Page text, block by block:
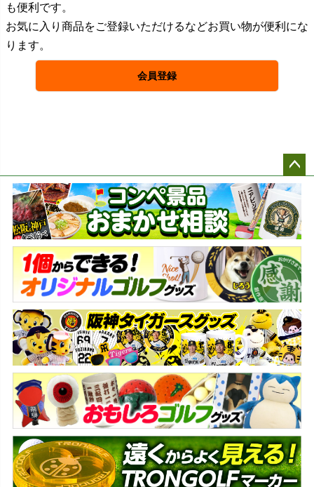
も便利です。
お気に入り商品をご登録いただけるなどお買い物が便利にな
ります。
会員登録
ペー
ジト
ップ
へ